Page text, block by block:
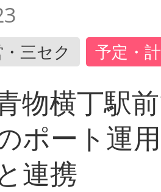
三セク 予定・
横丁駅
ポート運
連携